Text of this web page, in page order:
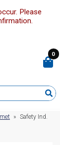
Please
0
» Safety Ind.